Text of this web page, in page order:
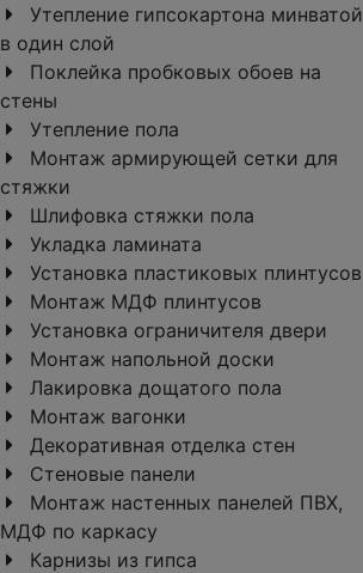
Утепление гипсокартона минватой
в один слой
Поклейка пробковых обоев на
стены
Утепление пола
Монтаж армирующей сетки для
стяжки
Шлифовка стяжки пола
Укладка ламината
Установка пластиковых плинтусов
Монтаж МДФ плинтусов
Установка ограничителя двери
Монтаж напольной доски
Лакировка дощатого пола
Монтаж вагонки
Декоративная отделка стен
Стеновые панели
Монтаж настенных панелей ПВХ,
МДФ по каркасу
Карнизы из гипса